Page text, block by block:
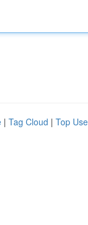
| Tag Cloud | Top